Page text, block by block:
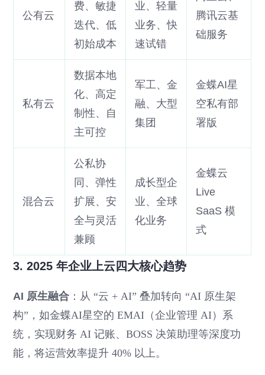
公有云
费、敏捷
迭代、低
初始成本
业、轻量
业务、快
速试错
腾讯云基
础服务
私有云
数据本地
化、高定
制性、自
主可控
军工、金
融、大型
集团
金蝶AI星
空私有部
署版
混合云
公私协
同、弹性
扩展、安
全与灵活
兼顾
成长型企
业、全球
化业务
金蝶云
Live
SaaS 模
式
3. 2025 年企业上云四大核心趋势
AI 原生融合 ：从 “云 + AI” 叠加转向 “AI 原生架
构”，如金蝶AI星空的 EMAI（企业管理 AI）系
统，实现财务 AI 记账、BOSS 决策助理等深度功
能，将运营效率提升 40% 以上。